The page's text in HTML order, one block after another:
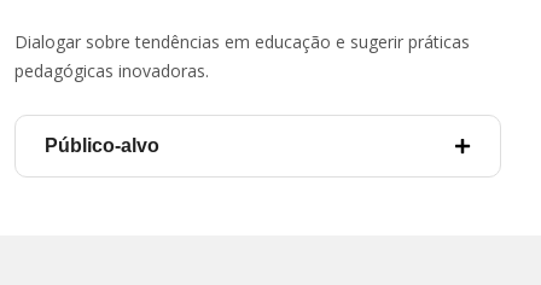
Dialogar sobre tendências em educação e sugerir práticas
pedagógicas inovadoras.
Público-alvo